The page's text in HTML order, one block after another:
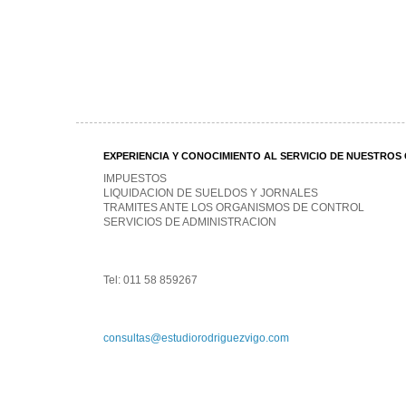
EXPERIENCIA Y CONOCIMIENTO AL SERVICIO DE NUESTROS
IMPUESTOS
LIQUIDACION DE SUELDOS Y JORNALES
TRAMITES ANTE LOS ORGANISMOS DE CONTROL
SERVICIOS DE ADMINISTRACION
Tel: 011 58 859267
consultas@estudiorodriguezvigo.com